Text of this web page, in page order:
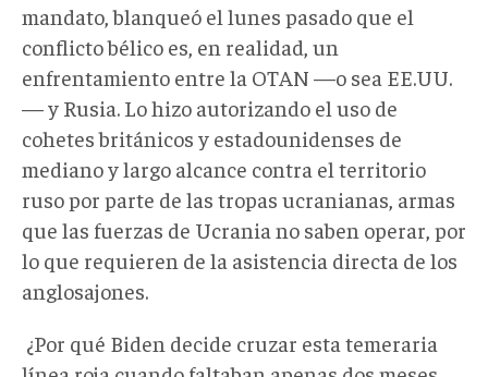
mandato, blanqueó el lunes pasado que el
conflicto bélico es, en realidad, un
enfrentamiento entre la OTAN —o sea EE.UU.
— y Rusia. Lo hizo autorizando el uso de
cohetes británicos y estadounidenses de
mediano y largo alcance contra el territorio
ruso por parte de las tropas ucranianas, armas
que las fuerzas de Ucrania no saben operar, por
lo que requieren de la asistencia directa de los
anglosajones.
¿Por qué Biden decide cruzar esta temeraria